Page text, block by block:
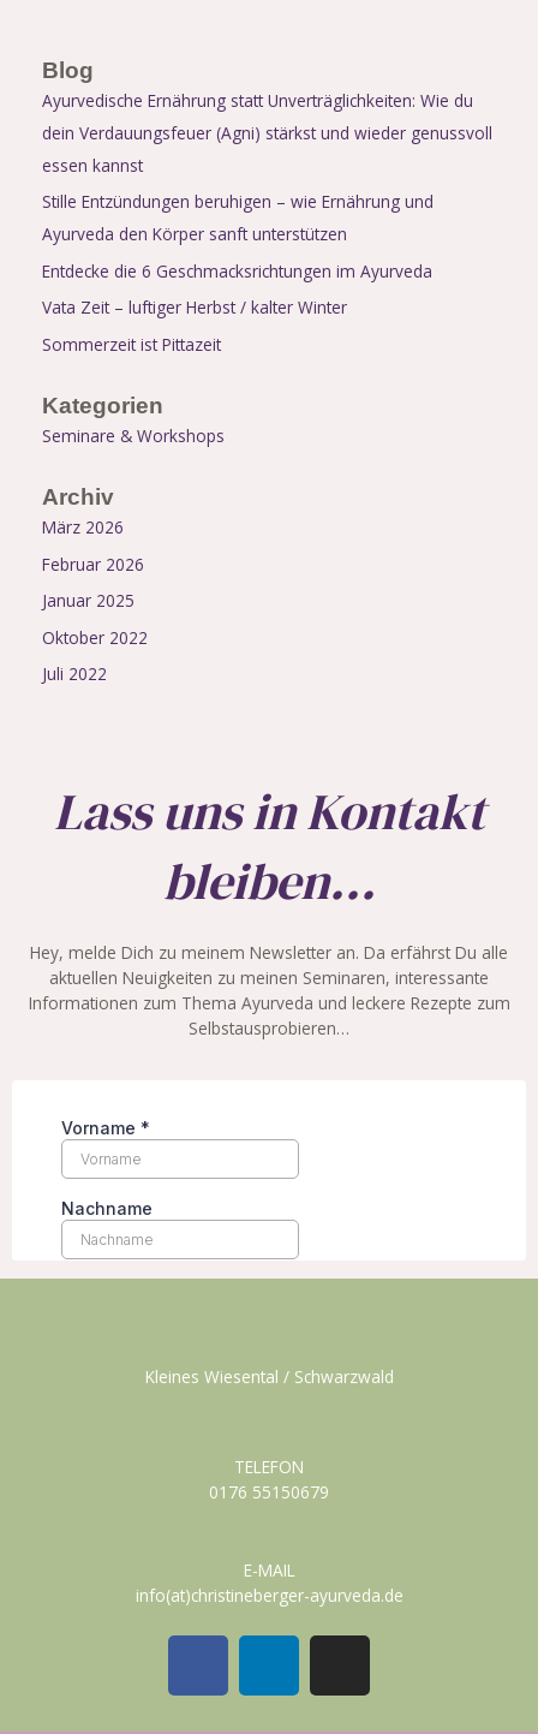
Blog
Ayurvedische Ernährung statt Unverträglichkeiten: Wie du
dein Verdauungsfeuer (Agni) stärkst und wieder genussvoll
essen kannst
Stille Entzündungen beruhigen – wie Ernährung und
Ayurveda den Körper sanft unterstützen
Entdecke die 6 Geschmacksrichtungen im Ayurveda
Vata Zeit – luftiger Herbst / kalter Winter
Sommerzeit ist Pittazeit
Kategorien
Seminare & Workshops
Archiv
März 2026
Februar 2026
Januar 2025
Oktober 2022
Juli 2022
Lass uns in Kontakt
bleiben...
Hey, melde Dich zu meinem Newsletter an. Da erfährst Du alle
aktuellen Neuigkeiten zu meinen Seminaren, interessante
Informationen zum Thema Ayurveda und leckere Rezepte zum
Selbstausprobieren…
Kleines Wiesental / Schwarzwald
TELEFON
0176 55150679
E-MAIL
info(at)christineberger-ayurveda.de
F
c
L
n
I
s